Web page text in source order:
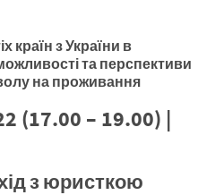
країн з України в
та перспективи
на проживання
(17.00 – 19.00) |
з юристкою